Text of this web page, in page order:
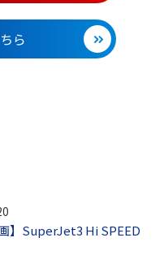
ら
画】SuperJet3 Hi SPEED